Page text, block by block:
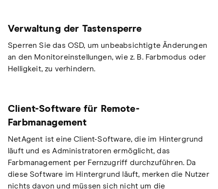
Verwaltung der Tastensperre
Sperren Sie das OSD, um unbeabsichtigte Änderungen
an den Monitoreinstellungen, wie z. B. Farbmodus oder
Helligkeit, zu verhindern.
Client-Software für Remote-
Farbmanagement
NetAgent ist eine Client-Software, die im Hintergrund
läuft und es Administratoren ermöglicht, das
Farbmanagement per Fernzugriff durchzuführen. Da
diese Software im Hintergrund läuft, merken die Nutzer
nichts davon und müssen sich nicht um die